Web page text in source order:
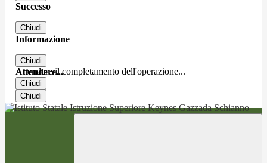
Successo
Chiudi
Informazione
Chiudi
Attendere...
Attendere il completamento dell'operazione...
Chiudi
Chiudi